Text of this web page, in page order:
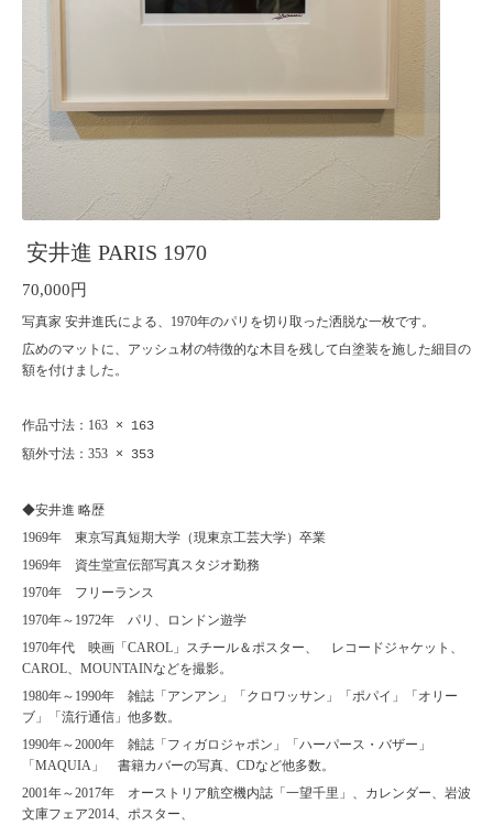
安井進 PARIS 1970
70,000円
写真家 安井進氏による、 1970年のパリを切り取った洒脱な一枚です。
広めのマットに、アッシュ材の特徴的な木目を残して白塗装を施した細目の
額を付けました。
作品寸法：163 × 163
額外寸法：353 × 353
◆安井進 略歴
1969年 東京写真短期大学（現東京工芸大学）卒業
1969年 資生堂宣伝部写真スタジオ勤務
1970年 フリーランス
1970年～ 1972年 パリ、ロンドン遊学
1970年代 映画「CAROL 」スチール＆ポスター、 レコードジャケット、
CAROL
MOUNTAINなどを撮影。
1980年～ 1990年 雑誌「アンアン」「クロワッサン」「ポパイ」「オリー
ブ」「流行通信」他多数。
1990年～2000年 雑誌「フィガロジャポン」「ハーパース・バザー」
「MAQUIA 」 書籍カバーの写真、 CDなど他多数。
2001年～2017年 オーストリア航空機内誌「一望千里」、カレンダー、岩波
文庫フェア2014 、ポスター、